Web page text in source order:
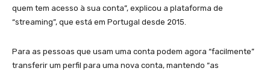
quem tem acesso à sua conta”, explicou a plataforma de
“streaming”, que está em Portugal desde 2015.
Para as pessoas que usam uma conta podem agora “facilmente”
transferir um perfil para uma nova conta, mantendo “as